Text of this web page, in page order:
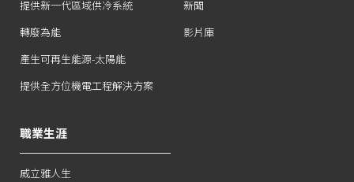
提供新一代區域供冷系統
轉廢為能
產生可再生能源-太陽能
提供全方位機電工程解決方案
新聞
影片庫
職業生涯
威立雅人生